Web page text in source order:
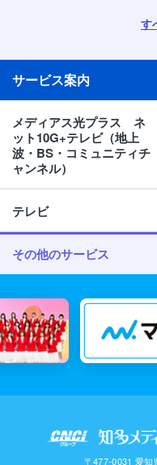
サービス案内
メディアス光プラス ネ
ット10G+テレビ（地上
波・BS・コミュニティチ
ャンネル）
テレビ
その他のサービス
す
〒477-0031 愛知